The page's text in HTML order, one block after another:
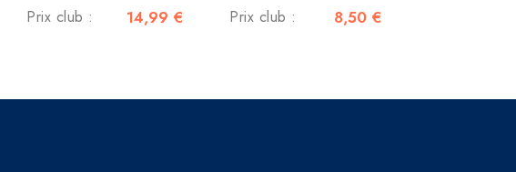
Prix club :
14,99 €
Prix club :
8,50 €